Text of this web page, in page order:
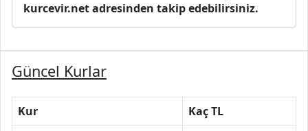
kurcevir.net adresinden takip edebilirsiniz.
Güncel Kurlar
Kur
Kaç TL